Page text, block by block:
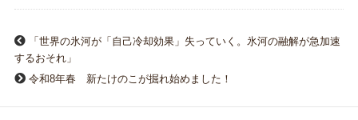
「世界の氷河が「自己冷却効果」失っていく。氷河の融解が急加速
するおそれ」
令和8年春 新たけのこが掘れ始めました！